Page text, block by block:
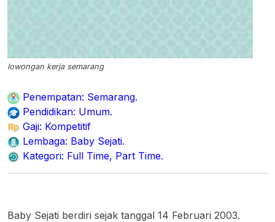
lowongan kerja semarang
Penempatan: Semarang.
Pendidikan: Umum.
Gaji: Kompetitif
Lembaga: Baby Sejati.
Kategori: Full Time, Part Time.
Baby Sejati berdiri sejak tanggal 14 Februari 2003.